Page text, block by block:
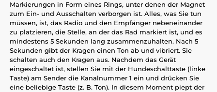
Markierungen in Form eines Rings, unter denen der Magnet
zum Ein- und Ausschalten verborgen ist. Alles, was Sie tun
müssen, ist, das Radio und den Empfänger nebeneinander
zu platzieren, die Stelle, an der das Rad markiert ist, und es
mindestens 5 Sekunden lang zusammenzuhalten. Nach 5
Sekunden gibt der Kragen einen Ton ab und vibriert. Sie
schalten auch den Kragen aus. Nachdem das Gerät
eingeschaltet ist, stellen Sie mit der Hundeschalttaste (linke
Taste) am Sender die Kanalnummer 1 ein und drücken Sie
eine beliebige Taste (z. B. Ton). In diesem Moment piept der